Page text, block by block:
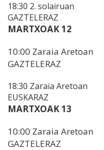
18:30 2. solairuan
GAZTELERAZ
MARTXOAK 12
10:00 Zaraia Aretoan
GAZTELERAZ
18:30 Zaraia Aretoan
EUSKARAZ
MARTXOAK 13
10:00 Zaraia Aretoan
GAZTELERAZ